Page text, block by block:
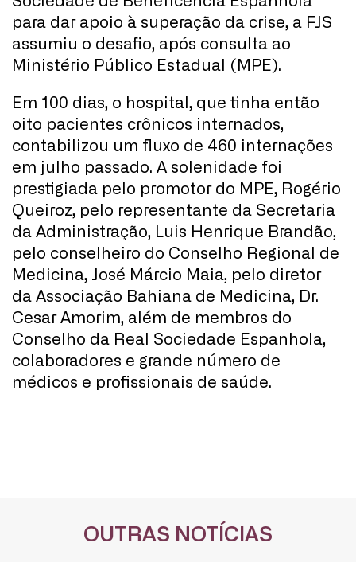
para dar apoio à superação da crise, a FJS
assumiu o desafio, após consulta ao
Ministério Público Estadual (MPE).
Em 100 dias, o hospital, que tinha então
oito pacientes crônicos internados,
contabilizou um fluxo de 460 internações
em julho passado. A solenidade foi
prestigiada pelo promotor do MPE, Rogério
Queiroz, pelo representante da Secretaria
da Administração, Luis Henrique Brandão,
pelo conselheiro do Conselho Regional de
Medicina, José Márcio Maia, pelo diretor
da Associação Bahiana de Medicina, Dr.
Cesar Amorim, além de membros do
Conselho da Real Sociedade Espanhola,
colaboradores e grande número de
médicos e profissionais de saúde.
OUTRAS NOTÍCIAS